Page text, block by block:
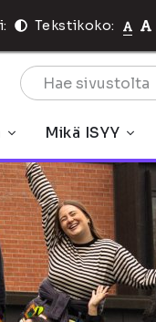
Tekstikoko:
Mikä ISYY